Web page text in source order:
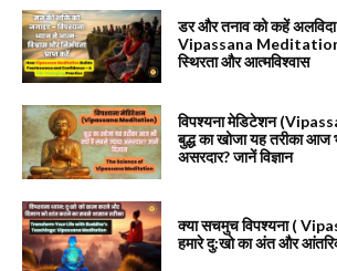
डर और तनाव को कहें अलविदा
Vipassana Meditation
स्थिरता और आत्मविश्वास
विपश्यना मेडिटेशन
बुद्ध का खोजा यह तरीका आज
असरदार? जानें विज्ञान
क्या सचमुच विपश्यना (
हमारे दु:खो का अंत और